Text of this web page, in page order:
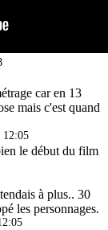
car en 13
mais c'est quand
12:05
le début du film
à plus.. 30
les personnages.